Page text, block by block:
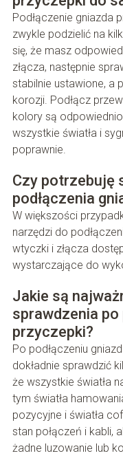
Podłączenie gniazda
zwykle podzielić na
się, że masz
złącza, następnie
stabilnie ustawione, a
korozji. Podłącz
kolory są
wszystkie światła i
poprawnie.
Czy potrzebuję
podłączenia
W większości
narzędzi do
wtyczki i złącza
wystarczające do
Jakie są
sprawdzenia po
przyczepki?
Po podłączeniu
dokładnie sprawdzić
że wszystkie światła
tym światła
pozycyjne i światła
stan połączeń i kabli,
żadne luzowanie lub